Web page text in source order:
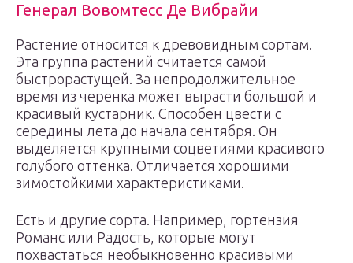
Генерал Вовомтесс Де Вибрайи
Растение относится к древовидным сортам.
Эта группа растений считается самой
быстрорастущей. За непродолжительное
время из черенка может вырасти большой и
красивый кустарник. Способен цвести с
середины лета до начала сентября. Он
выделяется крупными соцветиями красивого
голубого оттенка. Отличается хорошими
зимостойкими характеристиками.
Есть и другие сорта. Например, гортензия
Романс или Радость, которые могут
похвастаться необыкновенно красивыми